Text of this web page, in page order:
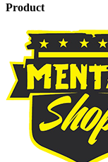
Product